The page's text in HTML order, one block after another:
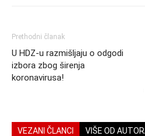
Prethodni članak
U HDZ-u razmišljaju o odgodi
izbora zbog širenja
koronavirusa!
VEZANI ČLANCI VIŠE OD